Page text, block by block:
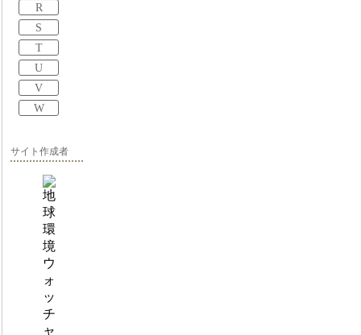
R
S
T
U
V
W
サイト作成者